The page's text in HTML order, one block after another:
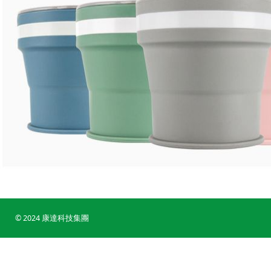
© 2024 康達科技集團